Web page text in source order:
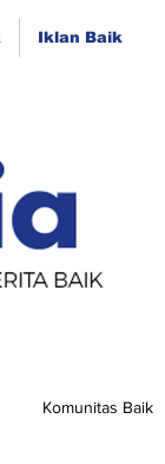
Iklan Baik
Komunitas Baik